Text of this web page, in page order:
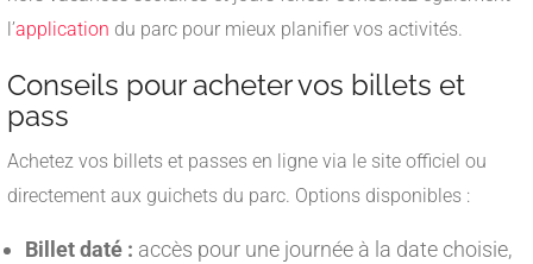
l’application du parc pour mieux planifier vos activités.
Conseils pour acheter vos billets et
pass
Achetez vos billets et passes en ligne via le site officiel ou
directement aux guichets du parc. Options disponibles :
Billet daté : accès pour une journée à la date choisie,